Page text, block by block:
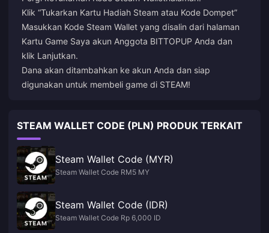
Klik “Tukarkan Kartu Hadiah Steam atau Kode Dompet”
Masukkan Kode Steam Wallet yang disalin dari halaman
Kartu Game Saya akun Anggota BITTOPUP Anda dan
klik Lanjutkan.
Dana akan ditambahkan ke akun Anda dan siap
digunakan untuk membeli game di STEAM!
STEAM WALLET CODE (PLN) PRODUK TERKAIT
Steam Wallet Code (MYR)
Steam Wallet Code RM5 MY
Steam Wallet Code (IDR)
Steam Wallet Code Rp 6,000 ID